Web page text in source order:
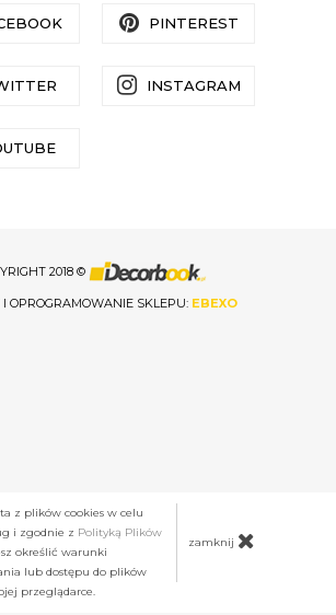
PINTEREST
INSTAGRAM
2018 ©
I OPROGRAMOWANIE SKLEPU: EBEXO
z plików cookies w celu
i zgodnie z Polityką Plików
określić warunki
lub dostępu do plików
przeglądarce.
zamknij